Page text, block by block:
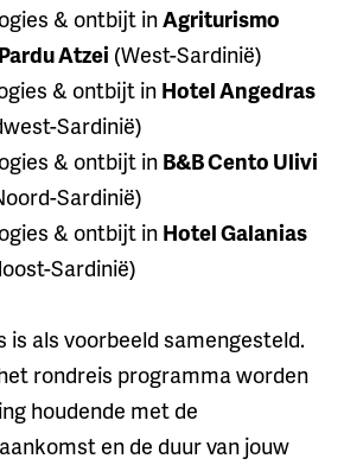
& ontbijt inAgriturismo
Atzei (West-Sardinië)
& ontbijt in Hotel Angedras
Sardinië)
& ontbijt in B&B Cento Ulivi
Sardinië)
& ontbijt in Hotel Galanias
Sardinië)
is als voorbeeld samengesteld.
rondreis programma worden
houdende met de
en de duur van jouw